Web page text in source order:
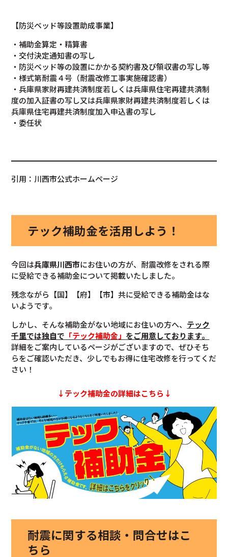
【防災ベッド等設置助成事業】
・補助金算定・精算書
・交付決定通知書の写し
・防災ベッド等の設置にかかる契約書及び領収書の写し等
・様式第耐震４号（耐震改修工事実施確認書）
・兵庫県家財再建共済制度若しくは兵庫県住宅再建共済制
度の加入証書の写し又は兵庫県家財再建共済制度若しくは
兵庫県住宅再建共済制度加入申込書の写し
・委任状
引用：川西市公式ホームページ
テック補助金を活用しよう！
今回は兵庫県川西市にお住いの方が、耐震改修をされる際
に受給できる補助金について掲載いたしました。
残念ながら【国】【府】【市】共に受給できる補助金はな
いようです。
しかし、そんな補助金がない地域にお住いの方へ、 テック
千里では独自で 「テック補助金」 をご用意しております。
詳細をご案内しているページがございますので、ぜひそち
らをご確認いただき、少しでもお得に住宅改修を行ってくだ
さい！
↓テック補助金の詳細はこちら↓
耐震に関する相談・問合せはこ
ちら